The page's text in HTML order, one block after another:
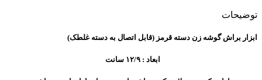
توضیحات
ابزار براش گوشه زن دسته قرمز (قابل اتصال به دسته غلطک)
ابعاد : ۱۲/۹ سانت